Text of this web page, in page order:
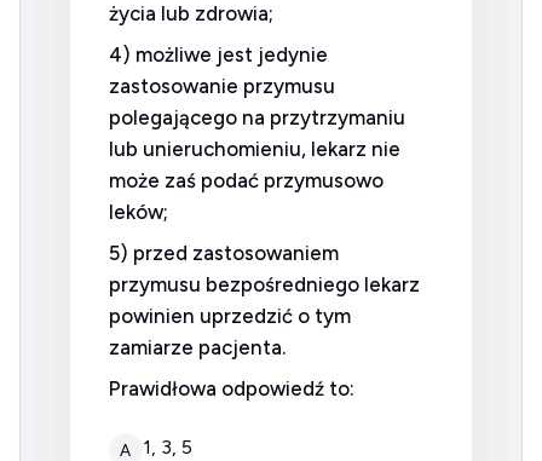
życia lub zdrowia;
4) możliwe jest jedynie
zastosowanie przymusu
polegającego na przytrzymaniu
lub unieruchomieniu, lekarz nie
może zaś podać przymusowo
leków;
5) przed zastosowaniem
przymusu bezpośredniego lekarz
powinien uprzedzić o tym
zamiarze pacjenta.
Prawidłowa odpowiedź to:
A 1, 3, 5